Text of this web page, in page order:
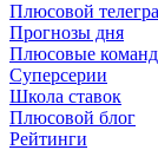
Плюсовой
Прогнозы дня
Плюсовые
Суперсерии
Школа ставок
Плюсовой блог
Рейтинги